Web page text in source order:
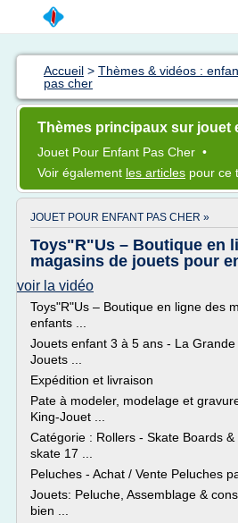
Accueil > Thèmes & vidéos :
pas cher
Thèmes principaux sur jouet
Jouet Pour Enfant Pas Cher •
Voir également les articles pour ce
JOUET POUR ENFANT PAS CHER »
Toys"R"Us – Boutique en
magasins de jouets pour
voir la vidéo
Toys"R"Us – Boutique en ligne des
enfants ...
Jouets enfant 3 à 5 ans - La
Jouets ...
Expédition et livraison
Pate à modeler, modelage et
King-Jouet ...
Catégorie : Rollers - Skate Boards
skate 17 ...
Peluches - Achat / Vente Peluches
Jouets: Peluche, Assemblage &
bien ...